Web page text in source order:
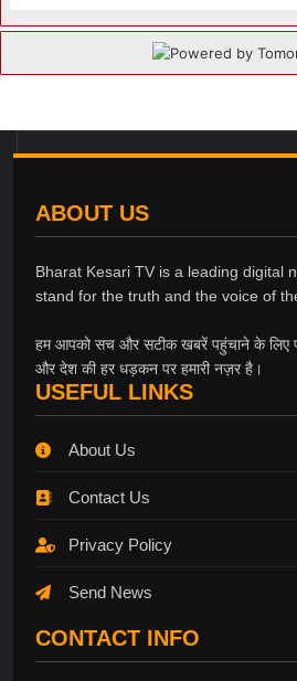
ABOUT US
Bharat Kesari TV is a leading digital
stand for the truth and the voice of
हम आपको सच और सटीक खबरें पहुंचाने के लिए
और देश की हर धड़कन पर हमारी नज़र है।
USEFUL LINKS
About Us
Contact Us
Privacy Policy
Send News
CONTACT INFO